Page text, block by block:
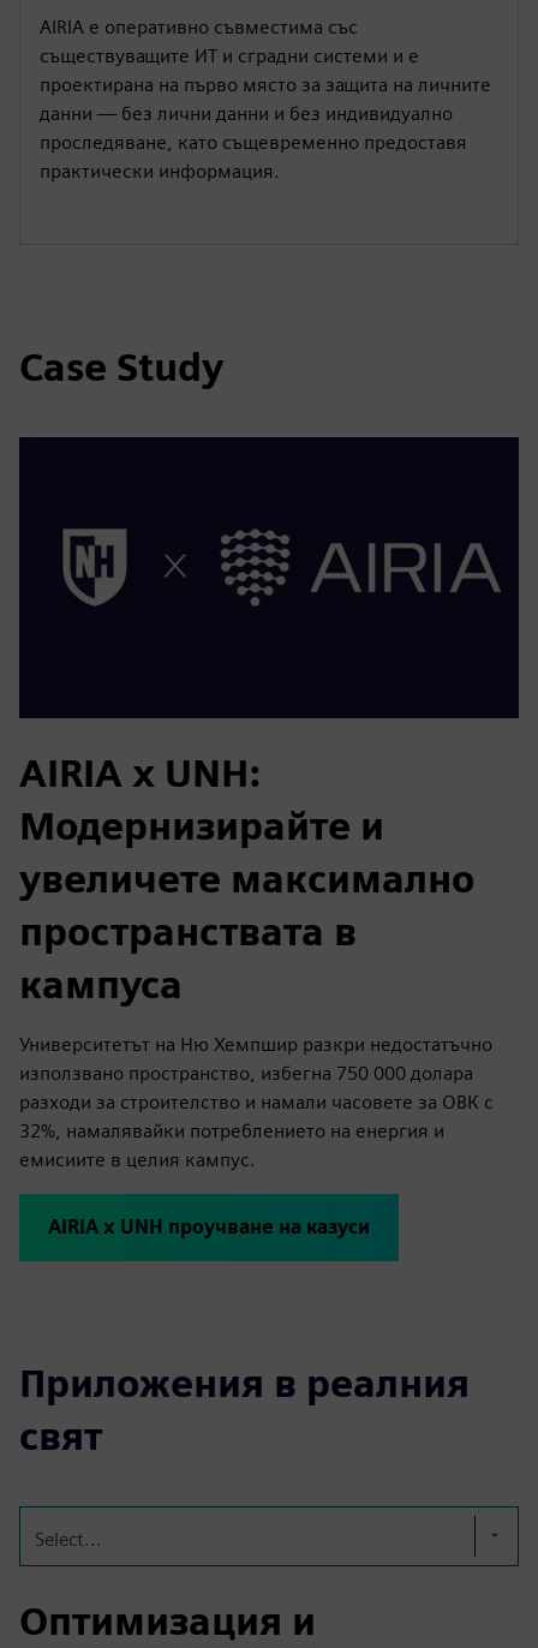
AIRIA е оперативно съвместима със
съществуващите ИТ и сградни системи и е
проектирана на първо място за защита на личните
данни — без лични данни и без индивидуално
проследяване, като същевременно предоставя
практически информация.
Case Study
AIRIA x UNH:
Модернизирайте и
увеличете максимално
пространствата в
кампуса
Университетът на Ню Хемпшир разкри недостатъчно
използвано пространство, избегна 750 000 долара
разходи за строителство и намали часовете за ОВК с
32%, намалявайки потреблението на енергия и
емисиите в целия кампус.
AIRIA x UNH проучване на казуси
Приложения в реалния
свят
Select...
Оптимизация и